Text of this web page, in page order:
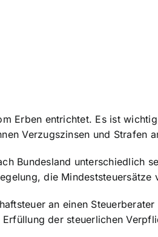
Erben entrichtet. Es ist
Verzugszinsen und Strafen
Bundesland unterschiedlich
die Mindeststeuersätze
an einen
der steuerlichen